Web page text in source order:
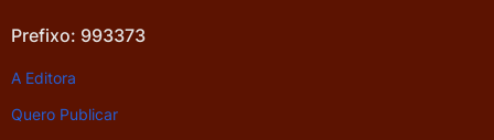
Prefixo: 993373
A Editora
Quero Publicar